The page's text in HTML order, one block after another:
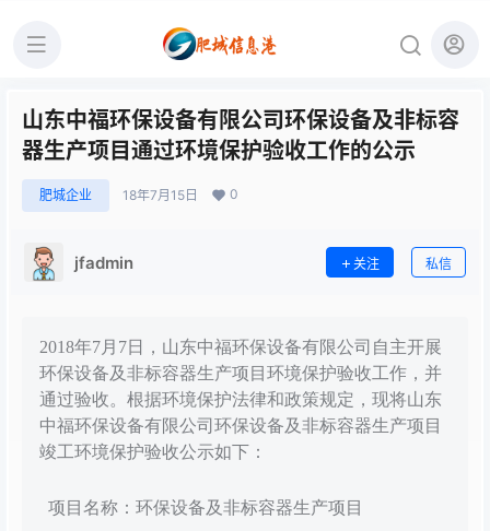
山东中福环保设备有限公司环保设备及非标容
器生产项目通过环境保护验收工作的公示
肥城企业 18年7月15日 0
jfadmin 关注 私信
2018年7月7日，山东中福环保设备有限公司自主开展
环保设备及非标容器生产项目环境保护验收工作，并
通过验收。根据环境保护法律和政策规定，现将山东
中福环保设备有限公司环保设备及非标容器生产项目
竣工环境保护验收公示如下：
项目名称：环保设备及非标容器生产项目